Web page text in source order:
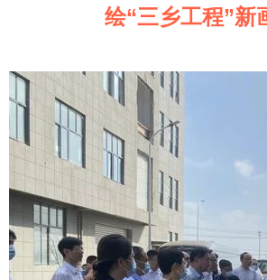
绘“三乡工程”新